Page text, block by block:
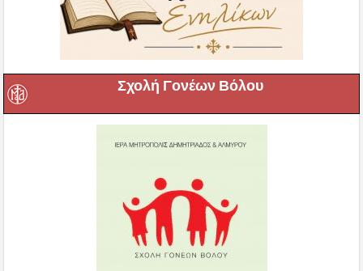
Σχολή Γονέων Βόλου